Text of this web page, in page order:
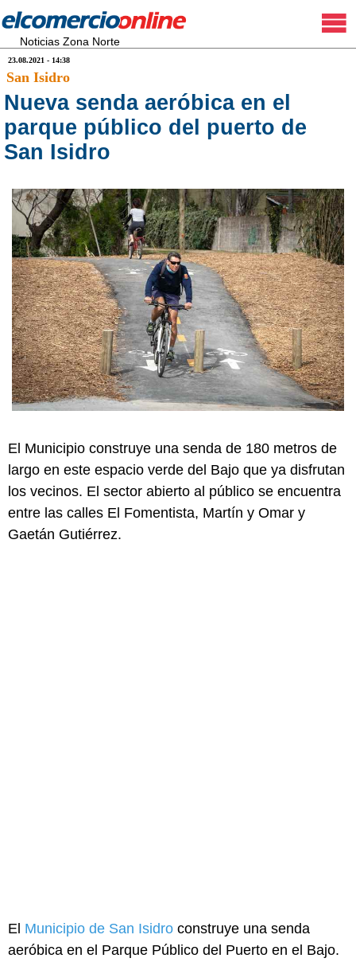
Noticias Zona Norte
23.08.2021 - 14:38
San Isidro
Nueva senda aeróbica en el
parque público del puerto de
San Isidro
El Municipio construye una senda de 180 metros de
largo en este espacio verde del Bajo que ya disfrutan
los vecinos. El sector abierto al público se encuentra
entre las calles El Fomentista, Martín y Omar y
Gaetán Gutiérrez.
El Municipio de San Isidro construye una senda
aeróbica en el Parque Público del Puerto en el Bajo.